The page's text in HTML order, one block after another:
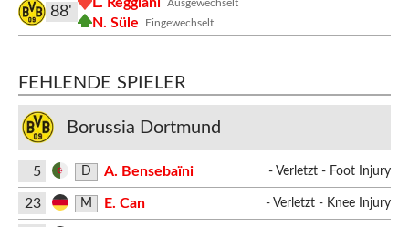
Ausgewechselt
Eingewechselt
N. Süle
88'
FEHLENDE SPIELER
Borussia Dortmund
5 D A. Bensebaïni - Verletzt - Foot Injury
23 M E. Can - Verletzt - Knee Injury